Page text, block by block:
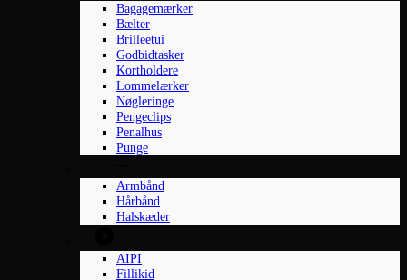
Bagagemærker
Bælter
Brilleetui
Godbidtasker
Kortholdere
Lommelærker
Nøgleringe
Pengeclips
Penalhus
Punge
Armbånd
Hårbånd
Halskæder
AIPI
Fillikid